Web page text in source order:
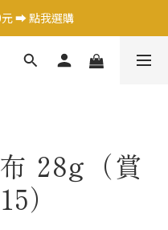
折 ➡️ 點我選購
➡️ 點我選購
折 ➡️ 點我選購
28g（賞
）